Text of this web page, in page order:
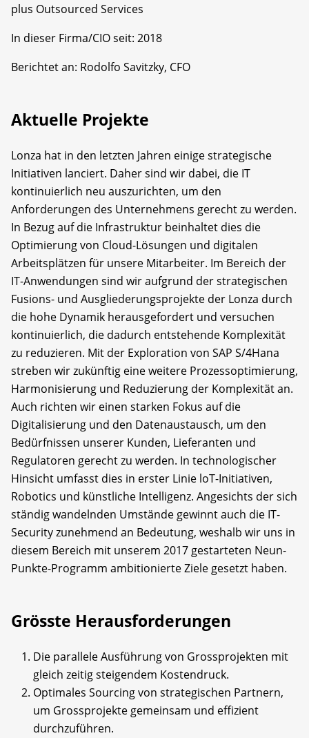
plus Outsourced Services
In dieser Firma/CIO seit: 2018
Berichtet an: Rodolfo Savitzky, CFO
Aktuelle Projekte
Lonza hat in den letzten Jahren einige strategische
Initiativen lanciert. Daher sind wir dabei, die IT
kontinuierlich neu auszurichten, um den
Anforderungen des Unternehmens gerecht zu werden.
In Bezug auf die Infrastruktur beinhaltet dies die
Optimierung von Cloud-Lösungen und digitalen
Arbeitsplätzen für unsere Mitarbeiter. Im Bereich der
IT-Anwendungen sind wir aufgrund der strategischen
Fusions- und Ausgliederungsprojekte der Lonza durch
die hohe Dynamik herausgefordert und versuchen
kontinuierlich, die dadurch entstehende Komplexität
zu reduzieren. Mit der Exploration von SAP S/4Hana
streben wir zukünftig eine weitere Prozessoptimierung,
Harmonisierung und Reduzierung der Komplexität an.
Auch richten wir einen starken Fokus auf die
Digitalisierung und den Datenaustausch, um den
Bedürfnissen unserer Kunden, Lieferanten und
Regulatoren gerecht zu werden. In technologischer
Hinsicht umfasst dies in erster Linie loT-Initiativen,
Robotics und künstliche Intelligenz. Angesichts der sich
ständig wandelnden Umstände gewinnt auch die IT-
Security zunehmend an Bedeutung, weshalb wir uns in
diesem Bereich mit unserem 2017 gestarteten Neun-
Punkte-Programm ambitionierte Ziele gesetzt haben.
Grösste Herausforderungen
Die parallele Ausführung von Grossprojekten mit
gleich zeitig steigendem Kostendruck.
Optimales Sourcing von strategischen Partnern,
um Grossprojekte gemeinsam und effizient
durchzuführen.